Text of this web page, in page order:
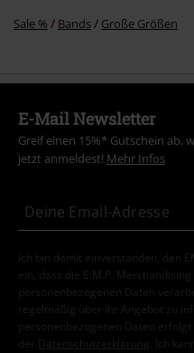
Sale % Bands Große Größen
E-Mail Newsletter
Greif einen 15%* Gutschein ab,
jetzt anmeldest! Mehr Infos
Ich bin damit einverstanden, den
ein, dass die E.M.P.
personenbezogenen Daten
regelmäßig über ihr Angebot zu
personenbezogenen Daten
der
Datenschutzerklärung
. Ich